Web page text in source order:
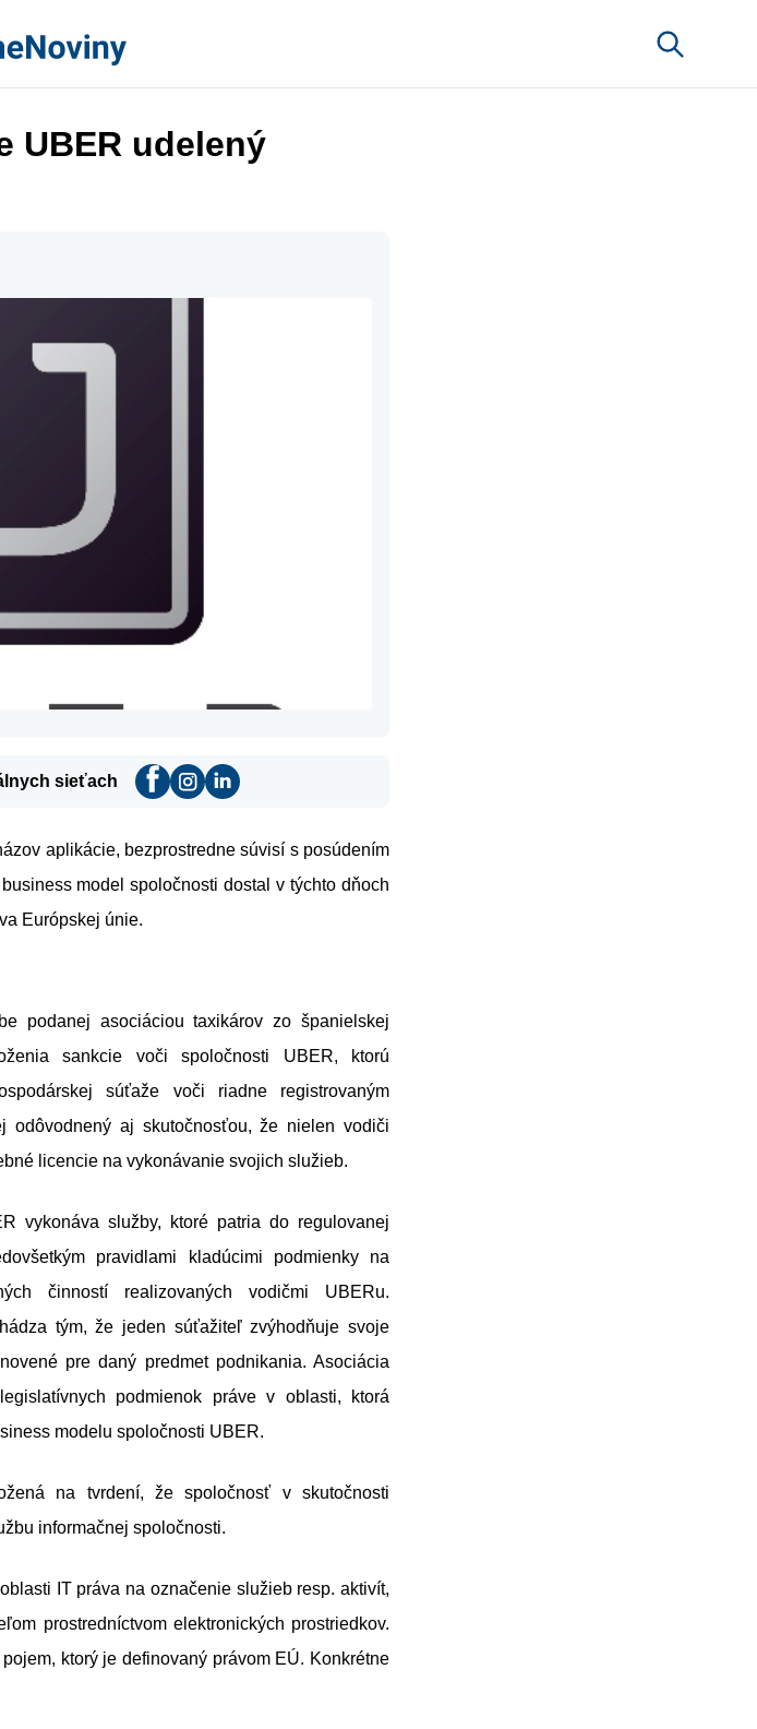
UBER udelený
sieťach
aplikácie, bezprostredne súvisí s posúdením
model spoločnosti dostal v týchto dňoch
Európskej únie.
podanej asociáciou taxikárov zo španielskej
sankcie voči spoločnosti UBER, ktorú
súťaže voči riadne registrovaným
odôvodnený aj skutočnosťou, že nielen vodiči
licencie na vykonávanie svojich služieb.
vykonáva služby, ktoré patria do regulovanej
pravidlami kladúcimi podmienky na
činností realizovaných vodičmi UBERu.
tým, že jeden súťažiteľ zvýhodňuje svoje
pre daný predmet podnikania. Asociácia
podmienok práve v oblasti, ktorá
modelu spoločnosti UBER.
na tvrdení, že spoločnosť v skutočnosti
informačnej spoločnosti.
IT práva na označenie služieb resp. aktivít,
prostredníctvom elektronických prostriedkov.
ktorý je definovaný právom EÚ. Konkrétne